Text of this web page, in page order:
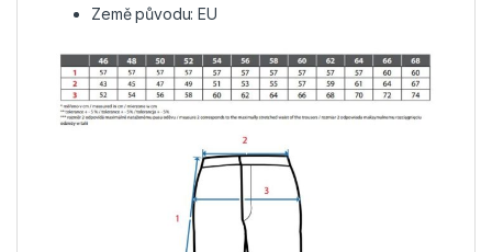
Země původu: EU